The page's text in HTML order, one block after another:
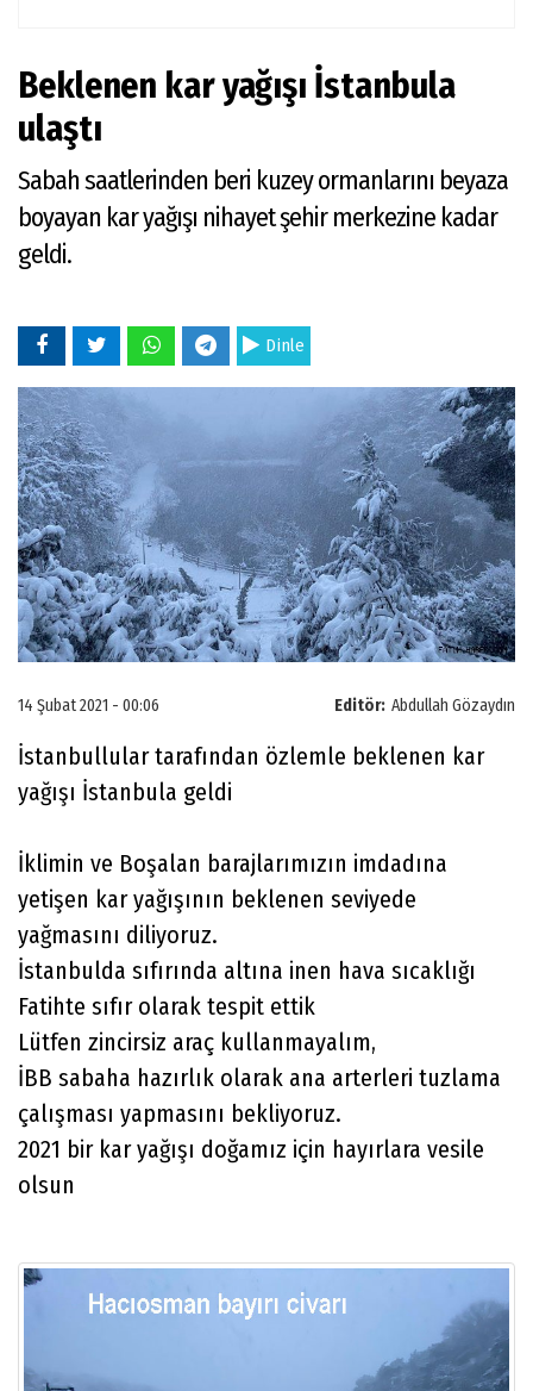
Beklenen kar yağışı İstanbula
ulaştı
Sabah saatlerinden beri kuzey ormanlarını beyaza
boyayan kar yağışı nihayet şehir merkezine kadar
geldi.
Dinle
Editör: Abdullah Gözaydın
14 Şubat 2021 - 00:06
İstanbullular tarafından özlemle beklenen kar
yağışı İstanbula geldi
İklimin ve Boşalan barajlarımızın imdadına
yetişen kar yağışının beklenen seviyede
yağmasını diliyoruz.
İstanbulda sıfırında altına inen hava sıcaklığı
Fatihte sıfır olarak tespit ettik
Lütfen zincirsiz araç kullanmayalım,
İBB sabaha hazırlık olarak ana arterleri tuzlama
çalışması yapmasını bekliyoruz.
2021 bir kar yağışı doğamız için hayırlara vesile
olsun